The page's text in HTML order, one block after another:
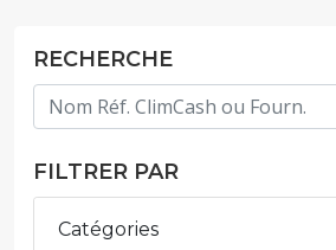
RECHERCHE
FILTRER PAR
Catégories